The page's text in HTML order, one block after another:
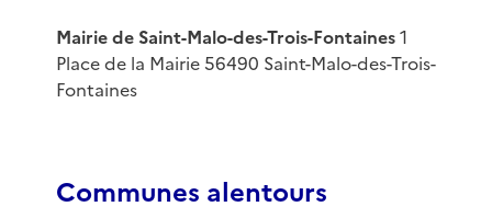
Mairie de Saint-Malo-des-Trois-Fontaines1
Place de la Mairie 56490 Saint-Malo-des-Trois-
Fontaines
Communes alentours